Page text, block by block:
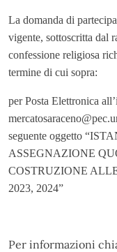
La domanda di
vigente, sottoscritta dal
confessione religiosa
termine di cui sopra:
per Posta Elettronica
seguente oggetto
ASSEGNAZIONE
COSTRUZIONE
2023, 2024”
Per informazioni